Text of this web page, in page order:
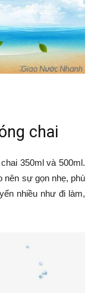
chai
350ml và 500ml.
nên sự gọn nhẹ, phù
nhiều như đi làm,